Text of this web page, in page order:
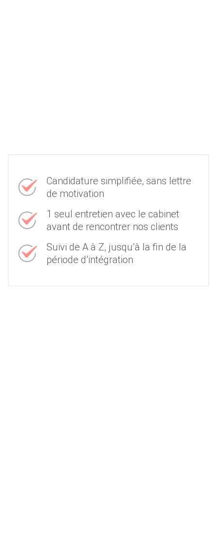
Candidature simplifiée, sans lettre
de motivation
1 seul entretien avec le cabinet
avant de rencontrer nos clients
Suivi de A à Z, jusqu’à la fin de la
période d’intégration